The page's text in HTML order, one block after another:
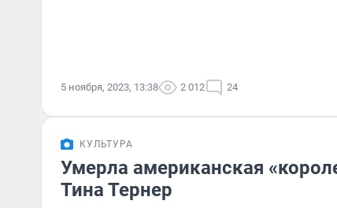
5 ноября, 2023, 13:38 2 012 24
КУЛЬТУРА
Умерла американская
Тина Тернер